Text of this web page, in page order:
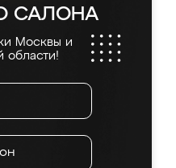
САЛОНА
Москвы и
области!